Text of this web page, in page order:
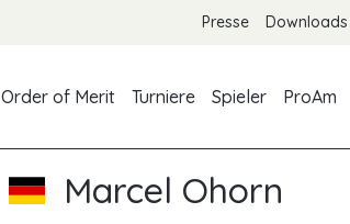
Presse Downloads
Order of Merit Turniere Spieler ProAm
Marcel Ohorn